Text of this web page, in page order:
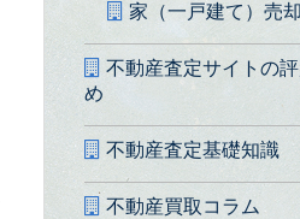
家（一戸建て）売却
不動産査定サイトの
め
不動産査定基礎知識
不動産買取コラム